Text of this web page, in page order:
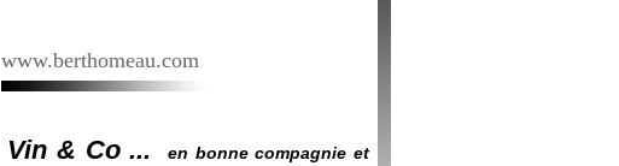
www.berthomeau.com
Vin & Co ...
en bonne compagnie et